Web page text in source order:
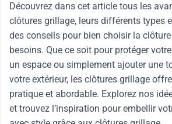
Découvrez dans cet article tous les
clôtures grillage, leurs différents types
des conseils pour bien choisir la
besoins. Que ce soit pour protéger
un espace ou simplement ajouter une
votre extérieur, les clôtures grillage
pratique et abordable. Explorez nos
et trouvez l’inspiration pour embellir